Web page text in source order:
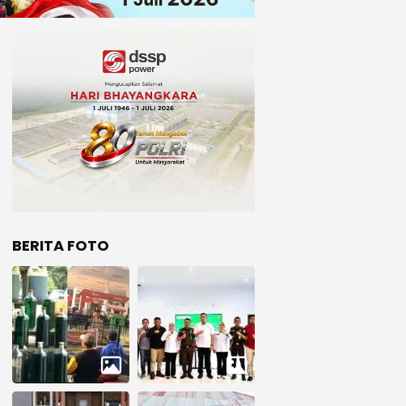
BERITA FOTO